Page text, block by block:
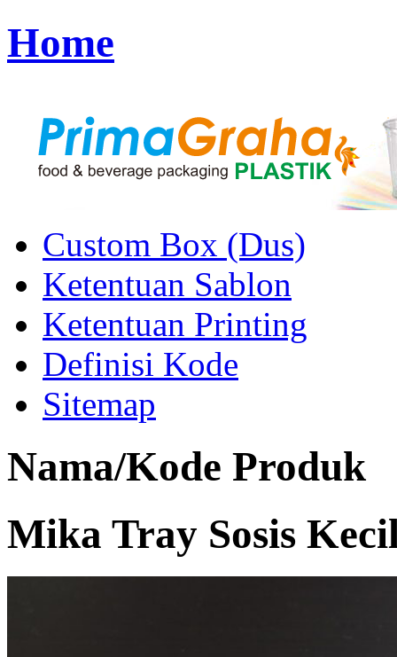
Home
Custom Box (Dus)
Ketentuan Sablon
Ketentuan Printing
Definisi Kode
Sitemap
Nama/Kode Produk
Mika Tray Sosis